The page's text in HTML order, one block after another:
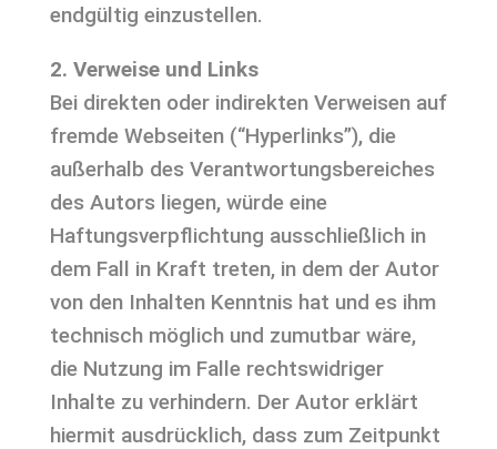
endgültig einzustellen.
2. Verweise und Links
Bei direkten oder indirekten Verweisen auf
fremde Webseiten (“Hyperlinks”), die
außerhalb des Verantwortungsbereiches
des Autors liegen, würde eine
Haftungsverpflichtung ausschließlich in
dem Fall in Kraft treten, in dem der Autor
von den Inhalten Kenntnis hat und es ihm
technisch möglich und zumutbar wäre,
die Nutzung im Falle rechtswidriger
Inhalte zu verhindern. Der Autor erklärt
hiermit ausdrücklich, dass zum Zeitpunkt